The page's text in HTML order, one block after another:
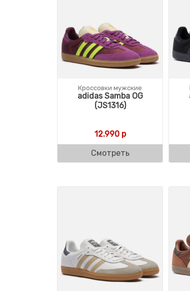
Кроссовки мужские
adidas Samba OG
(JS1316)
12.990р
Смотреть